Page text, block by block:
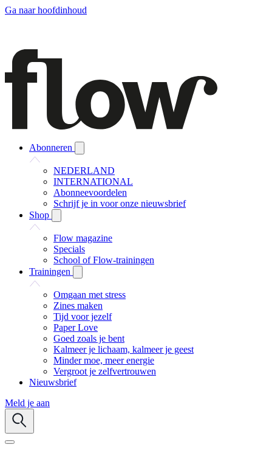
Ga naar hoofdinhoud
Abonneren
NEDERLAND
INTERNATIONAL
Abonneevoordelen
Schrijf je in voor onze nieuwsbrief
Shop
Flow magazine
Specials
School of Flow-trainingen
Trainingen
Omgaan met stress
Zines maken
Tijd voor jezelf
Paper Love
Goed zoals je bent
Kalmeer je lichaam, kalmeer je geest
Minder moe, meer energie
Vergroot je zelfvertrouwen
Nieuwsbrief
Meld je aan